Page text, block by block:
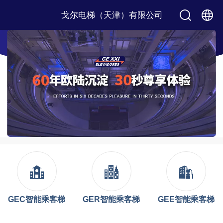
戈尔电梯（天津）有限公司
中文
English
GEC智能乘客梯 GER智能乘客梯 GEE智能乘客梯